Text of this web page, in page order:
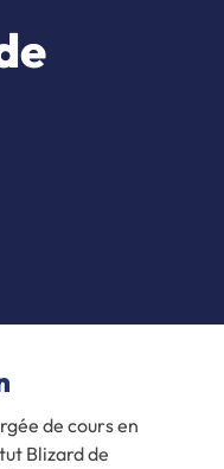
de cours en
Blizard de